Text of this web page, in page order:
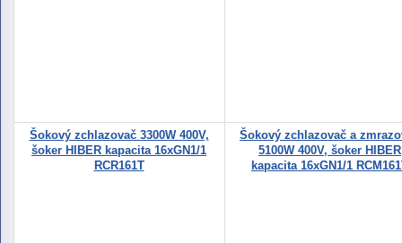
Šokový zchlazovač 3300W 400V,
šoker HIBER kapacita 16xGN1/1
RCR161T
Šokový zchlazovač a
5100W 400V, šoker HIBER
kapacita 16xGN1/1